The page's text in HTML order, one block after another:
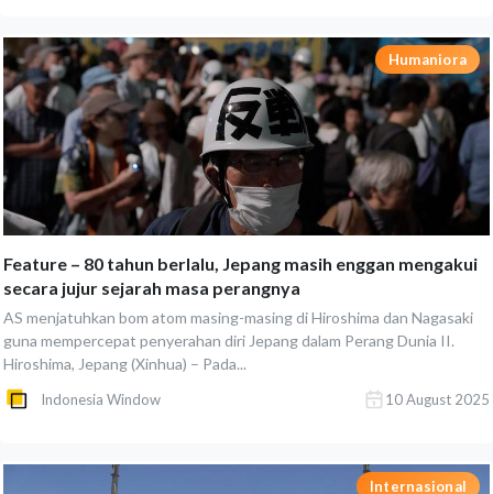
Humaniora
Feature – 80 tahun berlalu, Jepang masih enggan mengakui
secara jujur sejarah masa perangnya
AS menjatuhkan bom atom masing-masing di Hiroshima dan Nagasaki
guna mempercepat penyerahan diri Jepang dalam Perang Dunia II.
Hiroshima, Jepang (Xinhua) – Pada...
Indonesia Window 10 August 2025
Internasional